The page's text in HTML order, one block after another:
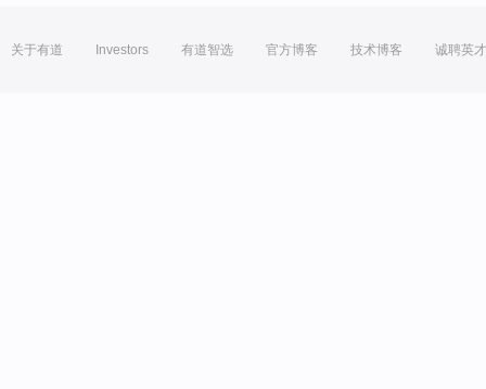
关于有道 Investors 有道智选 官方博客 技术博客 诚聘英才